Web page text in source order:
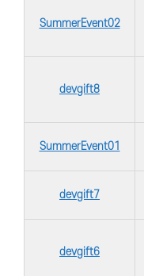
SummerEvent02
devgift8
SummerEvent01
devgift7
devgift6